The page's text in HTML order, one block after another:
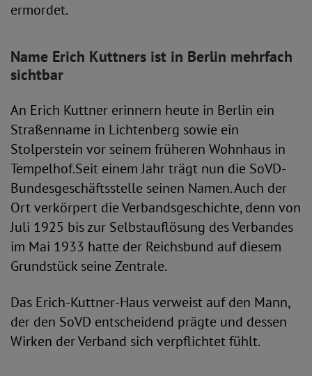
ermordet.
Name Erich Kuttners ist in Berlin mehrfach
sichtbar
An Erich Kuttner erinnern heute in Berlin ein
Straßenname in Lichtenberg sowie ein
Stolperstein vor seinem früheren Wohnhaus in
Tempelhof.Seit einem Jahr trägt nun die SoVD-
Bundesgeschäftsstelle seinen Namen. Auch der
Ort verkörpert die Verbandsgeschichte, denn von
Juli 1925 bis zur Selbstauflösung des Verbandes
im Mai 1933 hatte der Reichsbund auf diesem
Grundstück seine Zentrale.
Das Erich-Kuttner-Haus verweist auf den Mann,
der den SoVD entscheidend prägte und dessen
Wirken der Verband sich verpflichtet fühlt.